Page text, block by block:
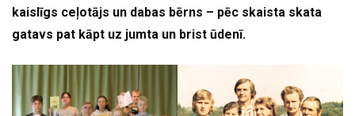
kaislīgs ceļotājs un dabas bērns – pēc skaista skata
gatavs pat kāpt uz jumta un brist ūdenī.